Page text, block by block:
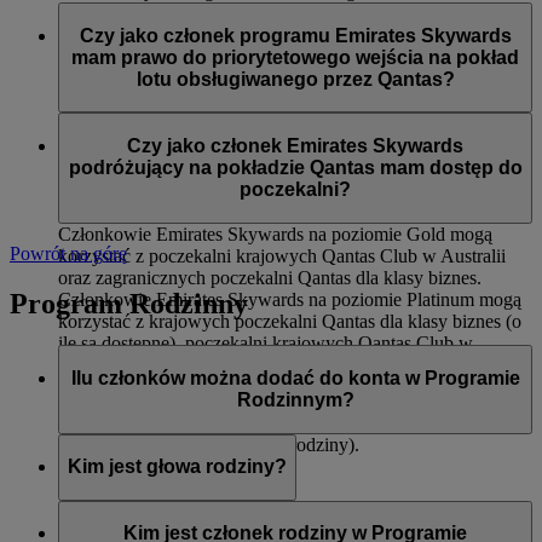
klasy biznes oraz krajowych poczekalni Qantas Club
Pierwszeństwa wejścia na pokład
Priorytetowego dostarczenia bagażu
lotów obsługiwanych przez Qantas mają dostęp do:
Odprawy dla klasy ekonomicznej Premium (o ile jest
12 kg dodatkowego limitu bagażu (na trasach, na
których obowiązuje zasada wagi)
Czy jako członek programu Emirates Skywards
mam prawo do priorytetowego wejścia na pokład
lotu obsługiwanego przez Qantas?
członkowie Emirates Skywards na poziomach Platinum i
Gold.
Czy jako członek Emirates Skywards
podróżujący na pokładzie Qantas mam dostęp do
poczekalni?
Członkowie Emirates Skywards na poziomie Gold mogą
korzystać z poczekalni krajowych Qantas Club w Australii
oraz zagranicznych poczekalni Qantas dla klasy biznes.
Członkowie Emirates Skywards na poziomie Platinum mogą
korzystać z krajowych poczekalni Qantas dla klasy biznes (o
ile są dostępne), poczekalni krajowych Qantas Club w
Australii oraz zagranicznych poczekalni Qantas dla klasy
biznes.
Powrót na górę
Program Rodzinny
Ilu członków można dodać do konta w Programie
Rodzinnym?
Ośmiu (włączając w to głowę rodziny).
Kim jest głowa rodziny?
w Programie Rodzinnym, dodawanie i usuwanie członków,
Kim jest członek rodziny w Programie